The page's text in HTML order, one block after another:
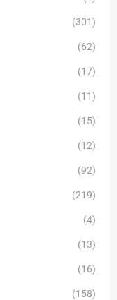
(301)
(62)
(17)
(11)
(15)
(12)
(92)
(219)
(4)
(13)
(16)
(158)